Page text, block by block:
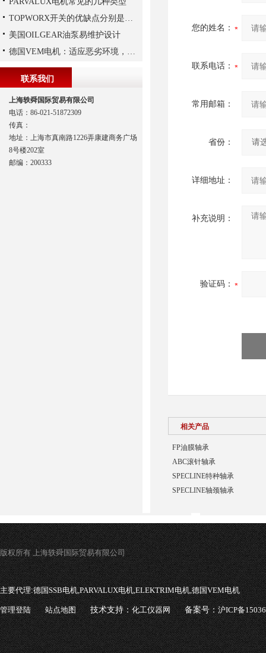
您的姓名：
联系电话：
常用邮箱：
省份：
详细地址：
补充说明：
验证码：
相关产品
FP油膜轴承
ABC滚针轴承
SPECLINE特种轴承
SPECLINE轴颈轴承
TOPWORX开关的优缺点分别是什么？
美国OILGEAR油泵易维护设计
德国VEM电机：适应恶劣环境，保障工业生产连续性
联系我们
上海轶舜国际贸易有限公司
电话：86-021-51872309
传真：
地址：上海市真南路1226弄康建商务广场
8号楼202室
邮编：200333
版权所有 上海轶舜国际贸易有限公司
主要代理:德国SSB电机,PARVALUX电机,ELEKTRIM电机,德国VEM电机
管理登陆 站点地图 技术支持：化工仪器网 备案号：沪ICP备